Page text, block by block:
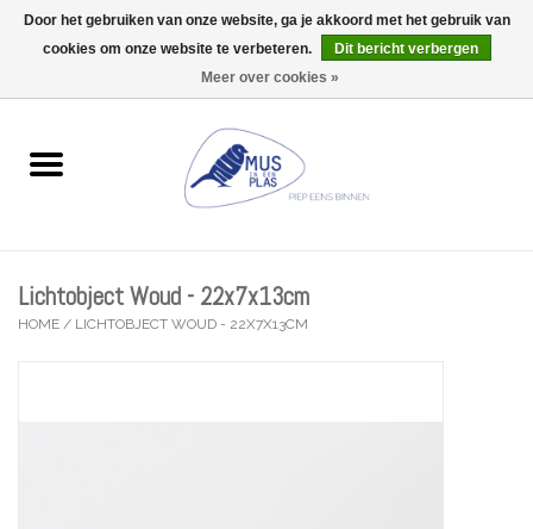
0 Artikelen - €0,00
Wenskaarten
Lifestyle
Lichtobject Woud - 22x7x13cm
HOME / LICHTOBJECT WOUD - 22X7X13CM
Door het gebruiken van onze website, ga je akkoord met het gebruik van
cookies om onze website te verbeteren.
Dit bericht verbergen
Meer over cookies »
Wij zijn uitzonderlijk gesloten op Do 06/08 en Do 13/08